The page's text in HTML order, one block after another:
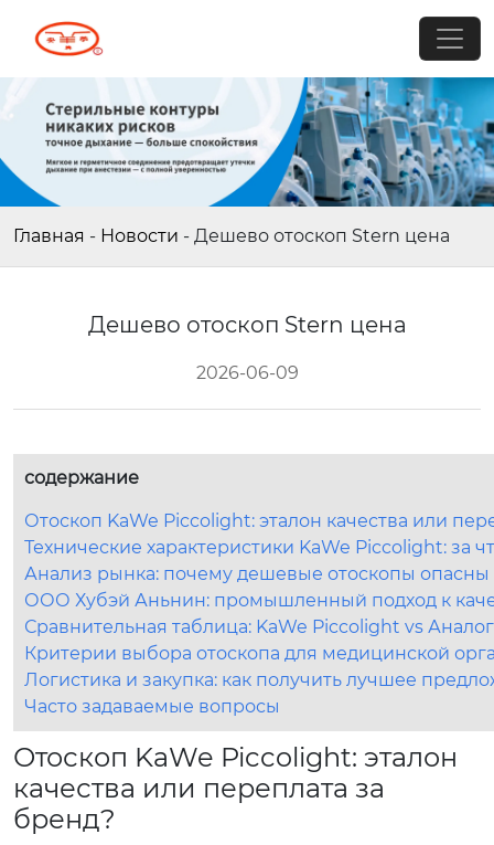
Главная - Новости - Дешево отоскоп Stern цена
Дешево отоскоп Stern цена
2026-06-09
содержание
Отоскоп KaWe Piccolight: эталон качества или
Технические характеристики KaWe Piccolight: за
Анализ рынка: почему дешевые отоскопы опасны
ООО Хубэй Аньнин: промышленный подход к
Сравнительная таблица: KaWe Piccolight vs
Критерии выбора отоскопа для медицинской
Логистика и закупка: как получить лучшее
Часто задаваемые вопросы
Отоскоп KaWe Piccolight: эталон
качества или переплата за
бренд?